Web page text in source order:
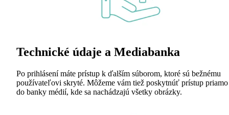
Technické údaje a Mediabanka
Po prihlásení máte prístup k ďalším súborom, ktoré sú bežnému
používateľovi skryté. Môžeme vám tiež poskytnúť prístup priamo
do banky médií, kde sa nachádzajú všetky obrázky.